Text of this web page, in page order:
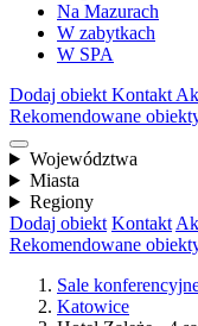
Na Mazurach
W zabytkach
W SPA
Dodaj obiekt Kontakt
Rekomendowane
Województwa
Miasta
Regiony
Dodaj obiekt Kontakt
Rekomendowane
Sale
Katowice